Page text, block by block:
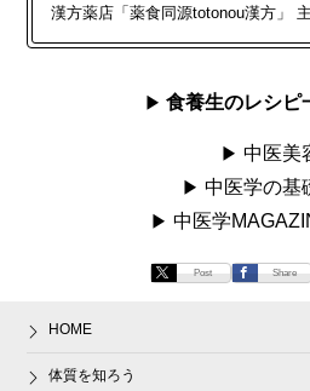
漢方薬店「薬食同源totonou漢方」 主
食養生のレシピ
中医美
中医学の基
中医学
Post Share
HOME
体質を知ろう